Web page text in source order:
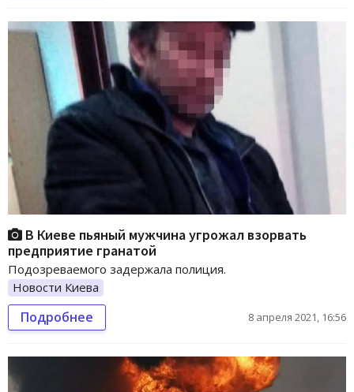
В Киеве пьяный мужчина угрожал взорвать
предприятие гранатой
Подозреваемого задержала полиция.
Новости Киева
Подробнее 8 апреля 2021, 16:56